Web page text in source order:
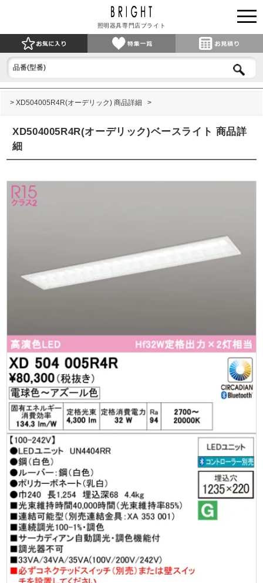
照明器具専門店ブライト
XD504005R4R(オーデリック) 商品詳細
XD504005R4R(オーデリック)ベースライト 商品詳
細